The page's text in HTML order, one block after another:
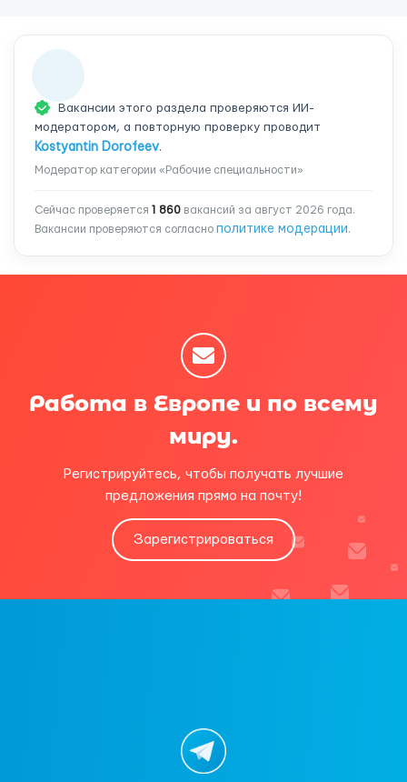
Вакансии этого раздела проверяются ИИ-
модератором, а повторную проверку проводит
Kostyantin Dorofeev.
Модератор категории «Рабочие специальности»
Сейчас проверяется 1 860 вакансий за август 2026 года.
Вакансии проверяются согласно политике модерации.
Работа в Европе и по всему
миру.
Регистрируйтесь, чтобы получать лучшие
предложения прямо на почту!
Зарегистрироваться